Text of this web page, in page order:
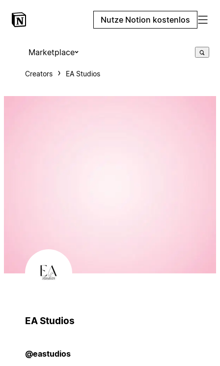
Nutze Notion kostenlos
Marketplace
Creators EA Studios
EA Studios
@eastudios